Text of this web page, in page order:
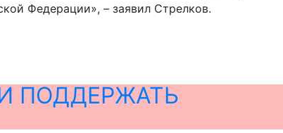
Федерации», – заявил Стрелков.
ПОДДЕРЖАТЬ